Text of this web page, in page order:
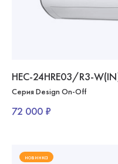
HEC-24HRE03/R3-
Серия Design On-Off
72 000 ₽
новинка